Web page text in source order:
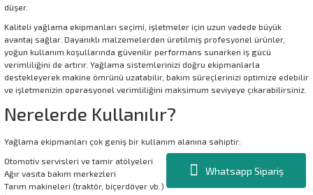
Whatsapp Sipariş
düşer.
Kaliteli yağlama ekipmanları seçimi, işletmeler için uzun vadede büyük
avantaj sağlar. Dayanıklı malzemelerden üretilmiş profesyonel ürünler,
yoğun kullanım koşullarında güvenilir performans sunarken iş gücü
verimliliğini de artırır. Yağlama sistemlerinizi doğru ekipmanlarla
destekleyerek makine ömrünü uzatabilir, bakım süreçlerinizi optimize edebilir
ve işletmenizin operasyonel verimliliğini maksimum seviyeye çıkarabilirsiniz.
Nerelerde Kullanılır?
Yağlama ekipmanları çok geniş bir kullanım alanına sahiptir:
Otomotiv servisleri ve tamir atölyeleri
Ağır vasıta bakım merkezleri
Tarım makineleri (traktör, biçerdöver vb.)